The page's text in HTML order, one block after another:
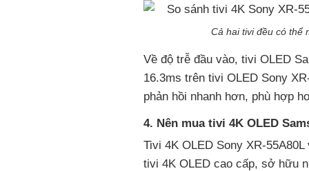
Cả hai tivi đều có thể
Về độ trễ đầu vào, tivi OLED
16.3ms trên tivi OLED Sony
phản hồi nhanh hơn, phù hợp
4. Nên mua tivi 4K OLED
Tivi 4K OLED Sony XR-
tivi 4K OLED cao cấp, sở hữu